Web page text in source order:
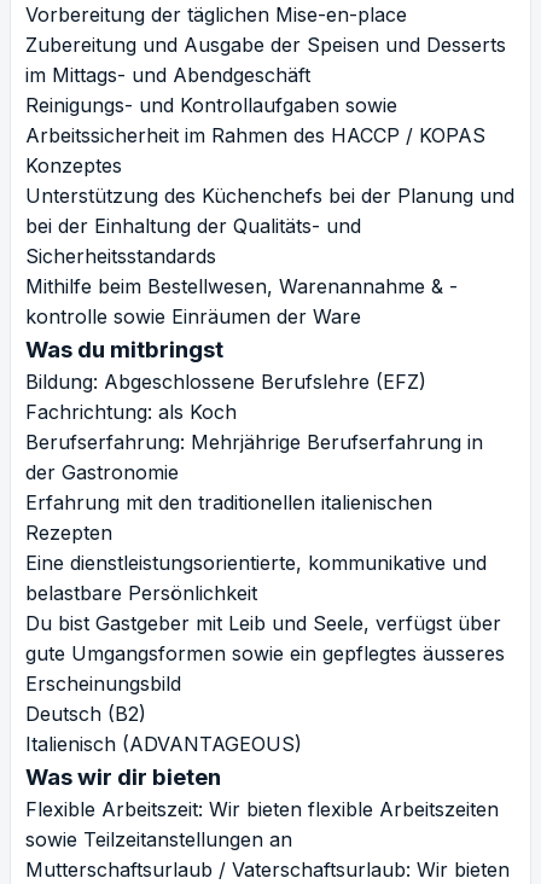
Vorbereitung der täglichen Mise-en-place
Zubereitung und Ausgabe der Speisen und Desserts
im Mittags- und Abendgeschäft
Reinigungs- und Kontrollaufgaben sowie
Arbeitssicherheit im Rahmen des HACCP / KOPAS
Konzeptes
Unterstützung des Küchenchefs bei der Planung und
bei der Einhaltung der Qualitäts- und
Sicherheitsstandards
Mithilfe beim Bestellwesen, Warenannahme & -
kontrolle sowie Einräumen der Ware
Was du mitbringst
Bildung: Abgeschlossene Berufslehre (EFZ)
Fachrichtung: als Koch
Berufserfahrung: Mehrjährige Berufserfahrung in
der Gastronomie
Erfahrung mit den traditionellen italienischen
Rezepten
Eine dienstleistungsorientierte, kommunikative und
belastbare Persönlichkeit
Du bist Gastgeber mit Leib und Seele, verfügst über
gute Umgangsformen sowie ein gepflegtes äusseres
Erscheinungsbild
Deutsch (B2)
Italienisch (ADVANTAGEOUS)
Was wir dir bieten
Flexible Arbeitszeit: Wir bieten flexible Arbeitszeiten
sowie Teilzeitanstellungen an
Mutterschaftsurlaub / Vaterschaftsurlaub: Wir bieten